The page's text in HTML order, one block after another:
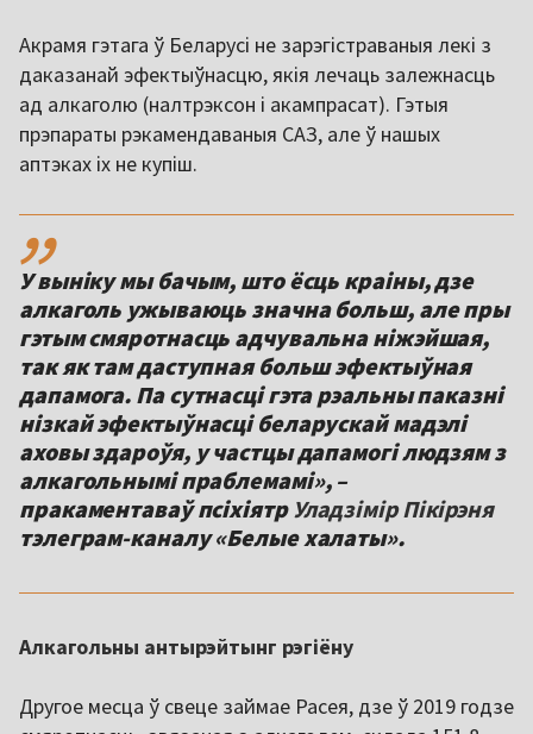
Акрамя гэтага ў Беларусі не зарэгістраваныя лекі з
даказанай эфектыўнасцю, якія лечаць залежнасць
ад алкаголю (налтрэксон і акампрасат). Гэтыя
прэпараты рэкамендаваныя САЗ, але ў нашых
аптэках іх не купіш.
,,
У выніку мы бачым, што ёсць краіны, дзе
алкаголь ужываюць значна больш, але пры
гэтым смяротнасць адчувальна ніжэйшая,
так як там даступная больш эфектыўная
дапамога. Па сутнасці гэта рэальны паказні
нізкай эфектыўнасці беларускай мадэлі
аховы здароўя, у частцы дапамогі людзям з
алкагольнымі праблемамі», –
пракаментаваў псіхіятр Уладзімір Пікірэня
тэлеграм-каналу «Белые халаты».
Алкагольны антырэйтынг рэгіёну
Другое месца ў свеце займае Расея, дзе ў 2019 годзе